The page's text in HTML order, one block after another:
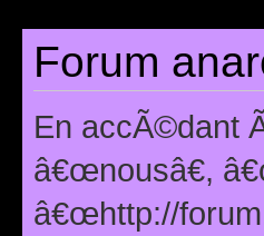
Forum
En accÃ©dant
â€œnousâ€,
â€œhttp://